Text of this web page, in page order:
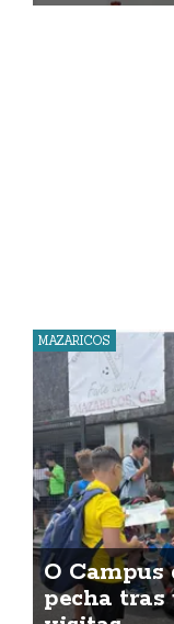
MAZARICOS
O Campus
pecha tras